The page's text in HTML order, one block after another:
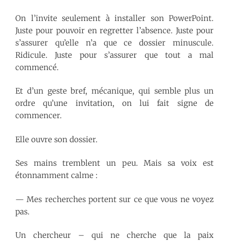
On l’invite seulement à installer son PowerPoint.
Juste pour pouvoir en regretter l’absence. Juste pour
s’assurer qu’elle n’a que ce dossier minuscule.
Ridicule. Juste pour s’assurer que tout a mal
commencé.
Et d’un geste bref, mécanique, qui semble plus un
ordre qu’une invitation, on lui fait signe de
commencer.
Elle ouvre son dossier.
Ses mains tremblent un peu. Mais sa voix est
étonnamment calme :
— Mes recherches portent sur ce que vous ne voyez
pas.
Un chercheur – qui ne cherche que la paix